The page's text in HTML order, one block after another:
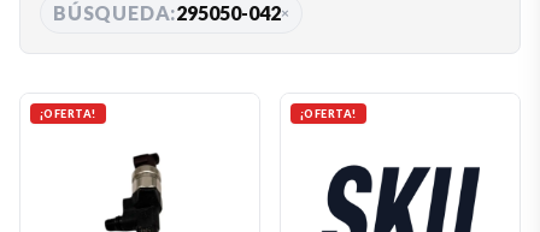
BÚSQUEDA:295050-042×
¡OFERTA! ¡OFERTA!